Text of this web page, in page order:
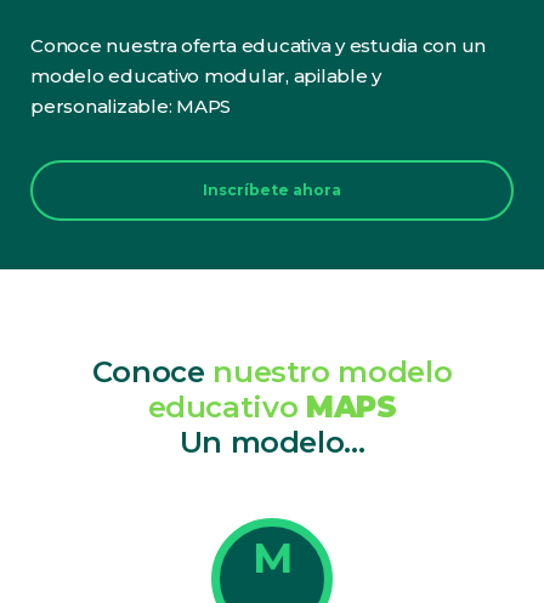
Conoce nuestra oferta educativa y estudia con un
modelo educativo modular, apilable y
personalizable: MAPS
Inscríbete ahora
Conoce nuestro modelo
educativo MAPS
Un modelo...
M